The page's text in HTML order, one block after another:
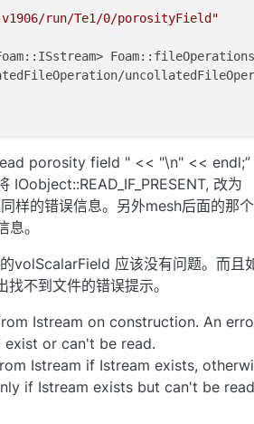
v1906/run/Te1/0/porosityField"
porosity field " << "\n" << endl;”
IOobject::READ_IF_PRESENT, 改为
样的错误信息。另外mesh后面的那
。
volScalarField 应该没有问题。而且
找不到文件的错误提示。
Istream on construction. An
or can't be read.
Istream if Istream exists,
if Istream exists but can't be